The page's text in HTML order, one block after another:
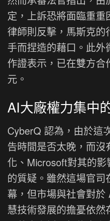
定，上訴恐將面臨重
律師則反擊，馬斯克
手而捏造的藉口。此
作證表示，已在雙方
元。
AI大廠權力集中
CyberQ 認為，由於這
告時間是否太晚，而
化、Microsoft對其的
的質疑。雖然這場官
幕，但市場與社會對
慧技術發展的擔憂依